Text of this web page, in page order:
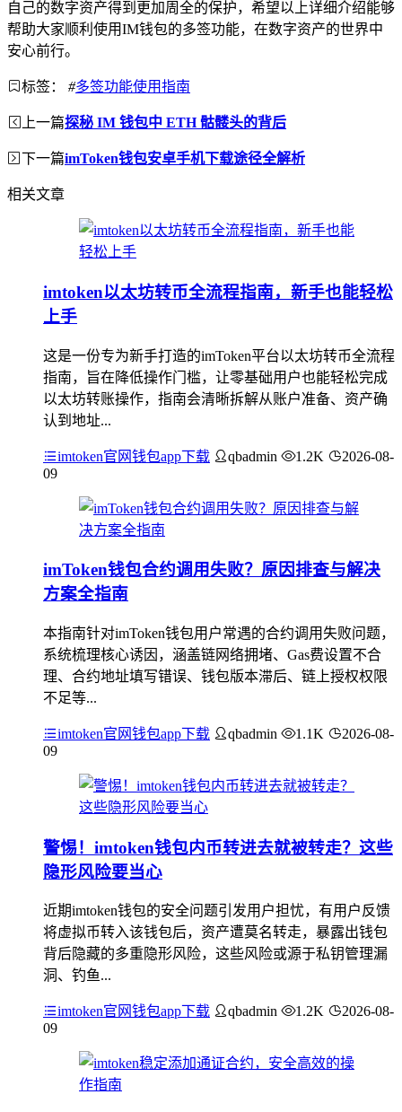
自己的数字资产得到更加周全的保护，希望以上详细介绍能够
帮助大家顺利使用IM钱包的多签功能，在数字资产的世界中
安心前行。
标签： #多签功能使用指南
上一篇探秘 IM 钱包中 ETH 骷髅头的背后
下一篇imToken钱包安卓手机下载途径全解析
相关文章
imtoken以太坊转币全流程指南，新手也能轻松
上手
这是一份专为新手打造的imToken平台以太坊转币全流程
指南，旨在降低操作门槛，让零基础用户也能轻松完成
以太坊转账操作，指南会清晰拆解从账户准备、资产确
认到地址...
imtoken官网钱包app下载 qbadmin 1.2K
2026-08-
09
imToken钱包合约调用失败？原因排查与解决
方案全指南
本指南针对imToken钱包用户常遇的合约调用失败问题，
系统梳理核心诱因，涵盖链网络拥堵、Gas费设置不合
理、合约地址填写错误、钱包版本滞后、链上授权权限
不足等...
imtoken官网钱包app下载 qbadmin 1.1K
2026-08-
09
警惕！imtoken钱包内币转进去就被转走？这些
隐形风险要当心
近期imtoken钱包的安全问题引发用户担忧，有用户反馈
将虚拟币转入该钱包后，资产遭莫名转走，暴露出钱包
背后隐藏的多重隐形风险，这些风险或源于私钥管理漏
洞、钓鱼...
imtoken官网钱包app下载 qbadmin 1.2K
2026-08-
09